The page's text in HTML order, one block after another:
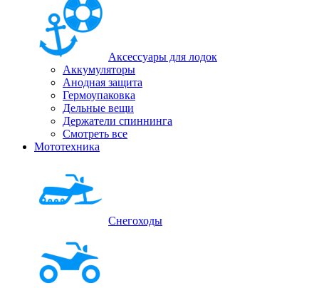
Аксессуары для лодок
Аккумуляторы
Анодная защита
Гермоупаковка
Дельные вещи
Держатели спиннинга
Смотреть все
Мототехника
Снегоходы